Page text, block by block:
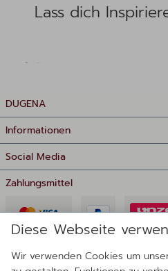
Lass dich
DUGENA
Informationen
Social Media
Zahlungsmittel
Diese Webseite
Wir verwenden Cookies um